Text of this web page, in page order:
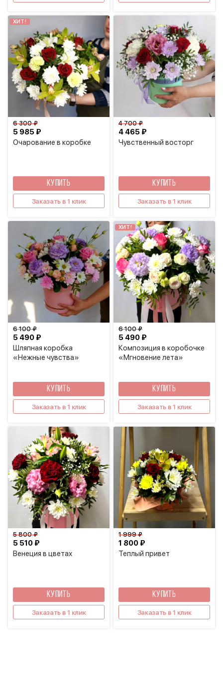
ХИТ!
Очарование в коробке
5 985 ₽
6 300 ₽
КУПИТЬ
Заказать в 1 клик
Чувственный восторг
4 465 ₽
4 700 ₽
КУПИТЬ
Заказать в 1 клик
Шляпная коробка
«Нежные чувства»
5 490 ₽
6 100 ₽
КУПИТЬ
Заказать в 1 клик
ХИТ!
Композиция в коробочке
«Мгновение лета»
5 490 ₽
6 100 ₽
КУПИТЬ
Заказать в 1 клик
Венеция в цветах
5 510 ₽
5 800 ₽
КУПИТЬ
Заказать в 1 клик
Теплый привет
1 800 ₽
1 999 ₽
КУПИТЬ
Заказать в 1 клик